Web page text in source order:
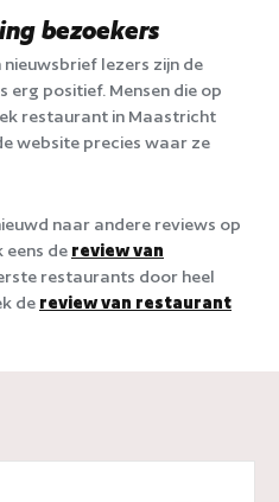
bezoekers
lezers zijn de
erg positief. Mensen die op
restaurant in Maastricht
website precies waar ze
naar andere reviews op
eens de review van
restaurants door heel
de review van restaurant